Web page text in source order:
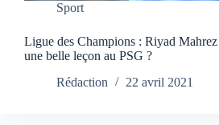
Sport
Ligue des Champions : Riyad
une belle leçon au PSG ?
Rédaction
22 avril 2021